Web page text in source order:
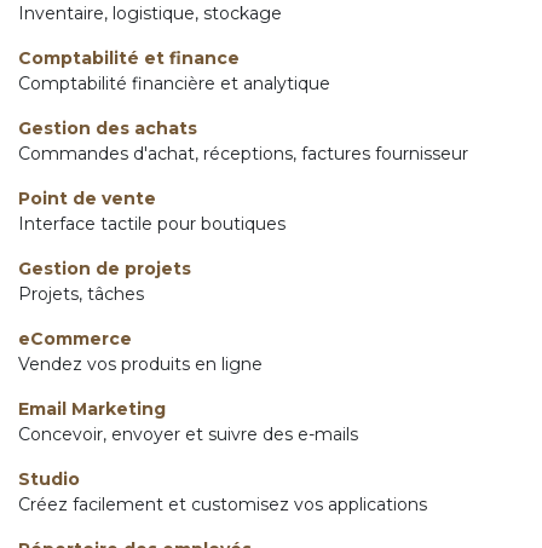
Inventaire, logistique, stockage
Comptabilité et finance
Comptabilité financière et analytique
Gestion des achats
Commandes d'achat, réceptions, factures fournisseur
Point de vente
Interface tactile pour boutiques
Gestion de projets
Projets, tâches
eCommerce
Vendez vos produits en ligne
Email Marketing
Concevoir, envoyer et suivre des e-mails
Studio
Créez facilement et customisez vos applications